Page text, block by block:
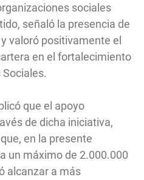
sociales
señaló la presencia de
valoró positivamente el
en el fortalecimiento
que el apoyo
de dicha iniciativa,
en la presente
un máximo de 2.000.000
alcanzar a más